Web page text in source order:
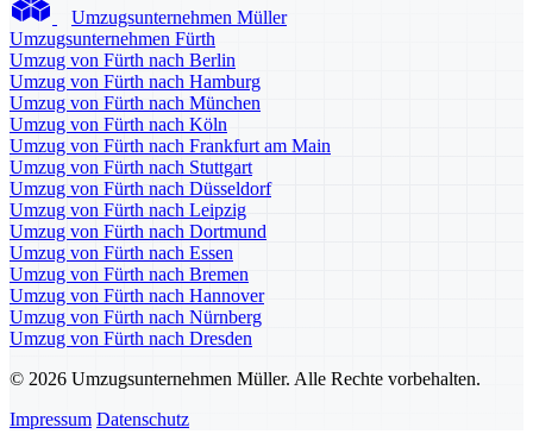
Umzugsunternehmen Müller
Umzugsunternehmen Fürth
Umzug von Fürth nach Berlin
Umzug von Fürth nach Hamburg
Umzug von Fürth nach München
Umzug von Fürth nach Köln
Umzug von Fürth nach Frankfurt am Main
Umzug von Fürth nach Stuttgart
Umzug von Fürth nach Düsseldorf
Umzug von Fürth nach Leipzig
Umzug von Fürth nach Dortmund
Umzug von Fürth nach Essen
Umzug von Fürth nach Bremen
Umzug von Fürth nach Hannover
Umzug von Fürth nach Nürnberg
Umzug von Fürth nach Dresden
© 2026 Umzugsunternehmen Müller. Alle Rechte vorbehalten.
Impressum Datenschutz